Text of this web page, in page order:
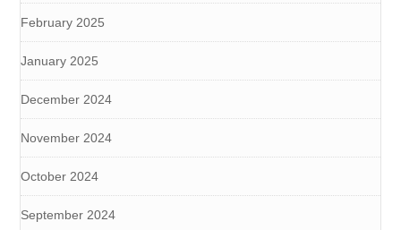
February 2025
January 2025
December 2024
November 2024
October 2024
September 2024